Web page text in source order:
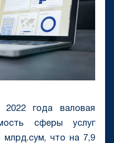
2022 года валовая
сферы услуг
млрд.сум, что на 7,9